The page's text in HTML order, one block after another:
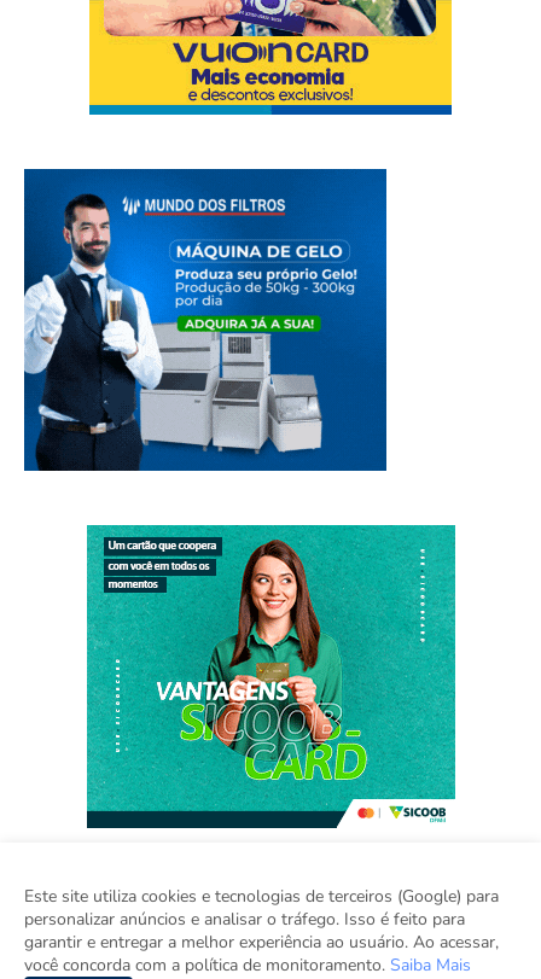
Home Sobre Contato
Sugestão de Pauta
Grupo Inova
Este site utiliza cookies e tecnologias de terceiros (Google) para
personalizar anúncios e analisar o tráfego. Isso é feito para
garantir e entregar a melhor experiência ao usuário. Ao acessar,
você concorda com a política de monitoramento. Saiba Mais